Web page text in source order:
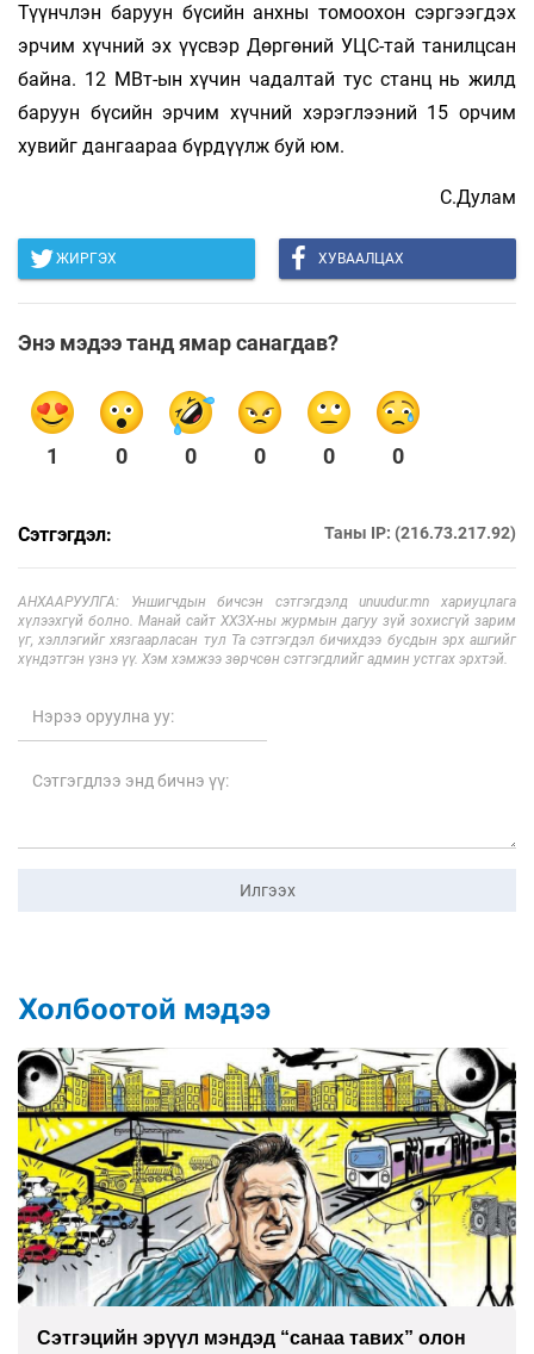
Түүнчлэн баруун бүсийн анхны томоохон сэргээгдэх
эрчим хүчний эх үүсвэр Дөргөний УЦС-тай танилцсан
байна. 12 МВт-ын хүчин чадалтай тус станц нь жилд
баруун бүсийн эрчим хүчний хэрэглээний 15 орчим
хувийг дангаараа бүрдүүлж буй юм.
С.Дулам
ЖИРГЭХ ХУВААЛЦАХ
Энэ мэдээ танд ямар санагдав?
1 0 0 0 0 0
Сэтгэгдэл: Таны IP: (216.73.217.92)
АНХААРУУЛГА: Уншигчдын бичсэн сэтгэгдэлд unuudur.mn хариуцлага
хүлээхгүй болно. Манай сайт ХХЗХ-ны журмын дагуу зүй зохисгүй зарим
үг, хэллэгийг хязгаарласан тул Та сэтгэгдэл бичихдээ бусдын эрх ашгийг
хүндэтгэн үзнэ үү. Хэм хэмжээ зөрчсөн сэтгэгдлийг админ устгах эрхтэй.
Илгээх
Холбоотой мэдээ
Сэтгэцийн эрүүл мэндэд “санаа тавих” олон